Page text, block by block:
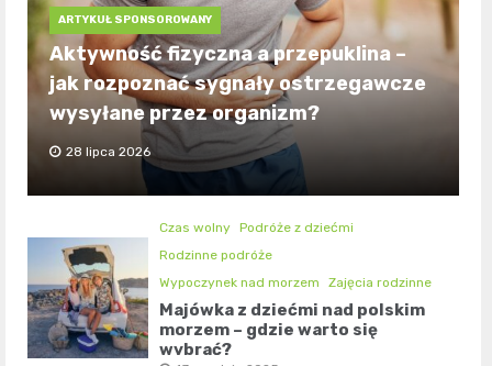
ARTYKUŁ SPONSOROWANY
Aktywność fizyczna a przepuklina –
jak rozpoznać sygnały ostrzegawcze
wysyłane przez organizm?
28 lipca 2026
Czas wolny Podróże z dziećmi
Rodzinne podróże
Wypoczynek nad morzem
Zajęcia rodzinne
Majówka z dziećmi nad polskim
morzem – gdzie warto się
wybrać?